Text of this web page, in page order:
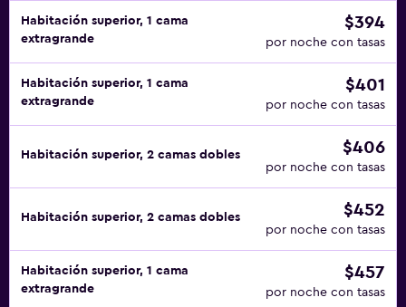
Habitación superior, 1 cama
extragrande
$394
por noche con tasas
Habitación superior, 1 cama
extragrande
$401
por noche con tasas
Habitación superior, 2 camas dobles $406
por noche con tasas
Habitación superior, 2 camas dobles $452
por noche con tasas
Habitación superior, 1 cama
extragrande
$457
por noche con tasas